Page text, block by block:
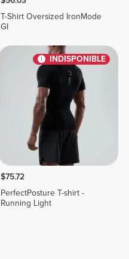
T-Shirt Oversized IronMode
GI
INDISPONIBLE
$75.72
PerfectPosture T-shirt -
Running Light